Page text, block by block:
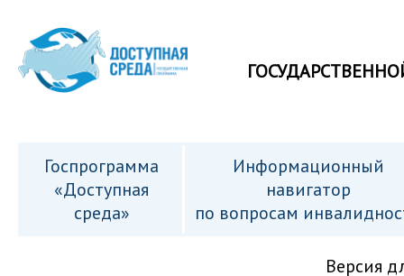
Госпрограмма
«Доступная
среда»
Информационный
навигатор
по вопросам
Версия